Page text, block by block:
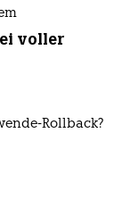
voller
Rollback?